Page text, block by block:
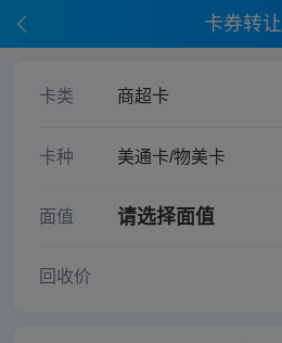
卡券转让
卡类 商超卡
卡种 美通卡/物美卡
面值 请选择面值
回收价